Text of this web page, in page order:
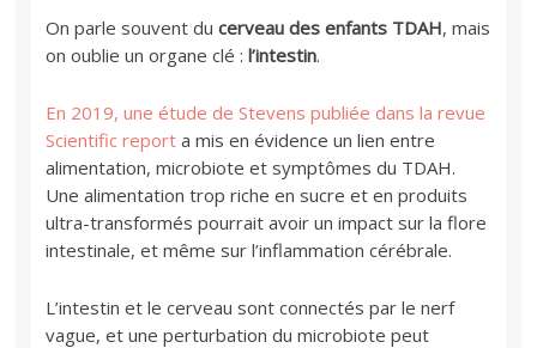
On parle souvent ducerveau des enfants TDAH, mais
on oublie un organe clé :l’intestin.
En 2019, une étude de Stevens publiée dans la revue
Scientific report a mis en évidence un lien entre
alimentation, microbiote et symptômes du TDAH.
Une alimentation trop riche en sucre et en produits
ultra-transformés pourrait avoir un impact sur la flore
intestinale, et même sur l’inflammation cérébrale.
L’intestin et le cerveau sont connectés par le nerf
vague, et une perturbation du microbiote peut